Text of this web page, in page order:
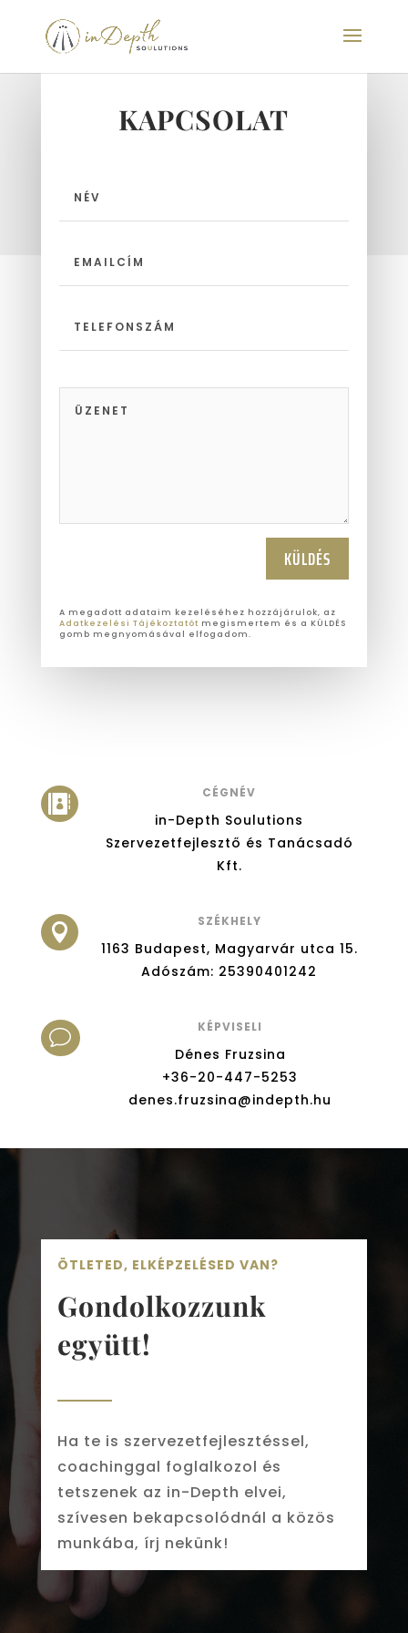
KAPCSOLAT
KÜLDÉS
A megadott adataim kezeléséhez hozzájárulok, az
Adatkezelési Tájékoztatót megismertem és a KÜLDÉS
gomb megnyomásával elfogadom.
 CÉGNÉV
in-Depth Soulutions
Szervezetfejlesztő és Tanácsadó
Kft.
 SZÉKHELY
1163 Budapest, Magyarvár utca 15.
Adószám: 25390401242
v KÉPVISELI
Dénes Fruzsina
+36-20-447-5253
denes.fruzsina@indepth.hu
ÖTLETED, ELKÉPZELÉSED VAN?
Gondolkozzunk
együtt!
Ha te is szervezetfejlesztéssel,
coachinggal foglalkozol és
tetszenek az in-Depth elvei,
szívesen bekapcsolódnál a közös
munkába, írj nekünk!